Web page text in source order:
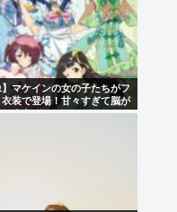
】マケインの女の子たちがフ
衣装で登場！甘々すぎて脳が
まうぞ